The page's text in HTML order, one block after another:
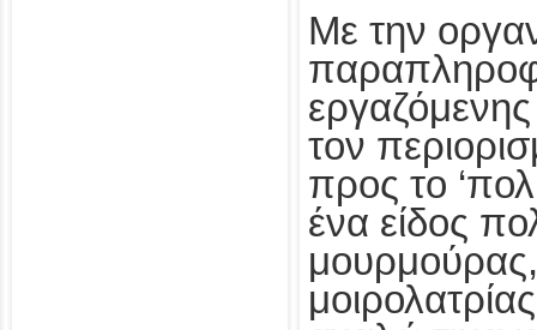
Με την
τον
προς το
ένα είδος
μουρμούρας,